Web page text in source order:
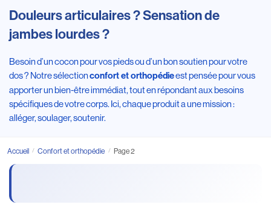
Douleurs articulaires ? Sensation de
jambes lourdes ?
Besoin d’un cocon pour vos pieds ou d’un bon soutien pour votre
dos ? Notre sélectionconfort et orthopédieest pensée pour vous
apporter un bien-être immédiat, tout en répondant aux besoins
spécifiques de votre corps. Ici, chaque produit a une mission :
alléger, soulager, soutenir.
Accueil / Confort et orthopédie / Page 2